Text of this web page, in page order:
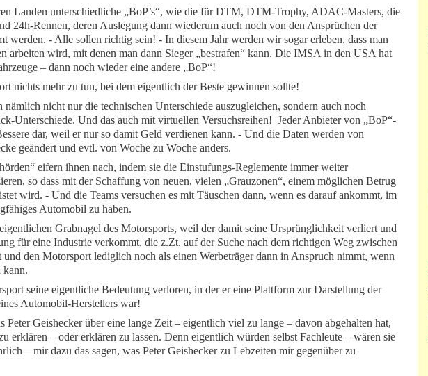
Landen unterschiedliche „BoP’s“, wie die für DTM, DTM-Trophy, ADAC-Masters, die
24h-Rennen, deren Auslegung dann wiederum auch noch von den Ansprüchen der
werden. - Alle sollen richtig sein! - In diesem Jahr werden wir sogar erleben, dass man
arbeiten wird, mit denen man dann Sieger „bestrafen“ kann. Die IMSA in den USA hat
– dann noch wieder eine andere „BoP“!
nichts mehr zu tun, bei dem eigentlich der Beste gewinnen sollte!
nämlich nicht nur die technischen Unterschiede auszugleichen, sondern auch noch
Unterschiede. Und das auch mit virtuellen Versuchsreihen! Jeder Anbieter von „BoP“-
dar, weil er nur so damit Geld verdienen kann. - Und die Daten werden von
geändert und evtl. von Woche zu Woche anders.
eifern ihnen nach, indem sie die Einstufungs-Reglemente immer weiter
so dass mit der Schaffung von neuen, vielen „Grauzonen“, einem möglichen Betrug
wird. - Und die Teams versuchen es mit Täuschen dann, wenn es darauf ankommt, im
Automobil zu haben.
Grabnagel des Motorsports, weil der damit seine Ursprünglichkeit verliert und
für eine Industrie verkommt, die z.Zt. auf der Suche nach dem richtigen Weg zwischen
den Motorsport lediglich noch als einen Werbeträger dann in Anspruch nimmt, wenn
kann.
seine eigentliche Bedeutung verloren, in der er eine Plattform zur Darstellung der
Automobil-Herstellers war!
Peter Geishecker über eine lange Zeit – eigentlich viel zu lange – davon abgehalten hat,
erklären – oder erklären zu lassen. Denn eigentlich würden selbst Fachleute – wären sie
– mir dazu das sagen, was Peter Geishecker zu Lebzeiten mir gegenüber zu